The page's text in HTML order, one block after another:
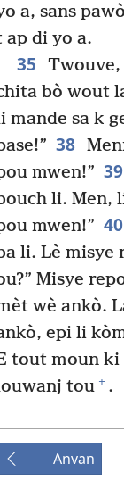
a, sans
ap di yo a.
35
bò wout
mande sa k
38
mwen!” 39
li. Men,
mwen!” 40
li. Lè misye
Misye
wè ankò.
epi li
tout moun ki
tou + .
Anvan